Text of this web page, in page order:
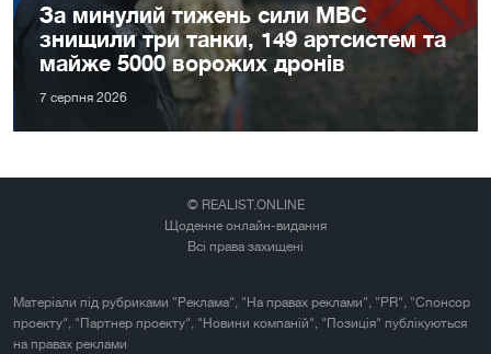
За минулий тижень сили МВС
знищили три танки, 149 артсистем та
майже 5000 ворожих дронів
7 серпня 2026
© REALIST.ONLINE
Щоденне онлайн-видання
Всі права захищені
Матеріали під рубриками "Реклама", "На правах реклами", "PR", "Спонсор
проекту", "Партнер проекту", "Новини компаній", "Позиція" публікуються
на правах реклами